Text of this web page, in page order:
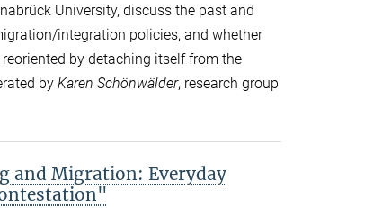
University, discuss the past and
integration policies, and whether
by detaching itself from the
by Karen Schönwälder, research group
and Migration: Everyday